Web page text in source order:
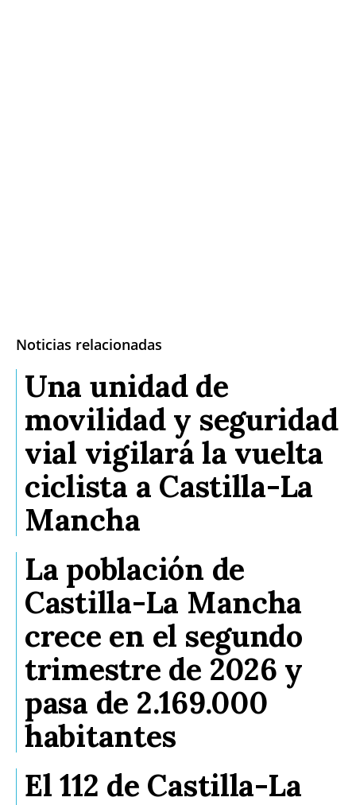
Noticias relacionadas
Una unidad de
movilidad y seguridad
vial vigilará la vuelta
ciclista a Castilla-La
Mancha
La población de
Castilla-La Mancha
crece en el segundo
trimestre de 2026 y
pasa de 2.169.000
habitantes
El 112 de Castilla-La